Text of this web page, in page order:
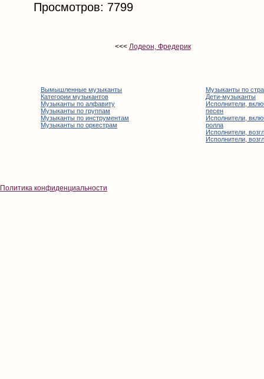
Просмотров: 7799
<<< Лодеон, Фредерик
Вымышленные музыканты
Категории музыкантов
Музыканты по алфавиту
Музыканты по группам
Музыканты по инструментам
Музыканты по оркестрам
Музыканты по
Дети-музыканты
Исполнители,
песен
Исполнители,
ролла
Исполнители,
Исполнители,
Политика конфиденциальности